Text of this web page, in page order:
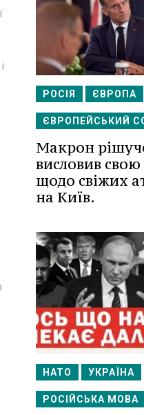
РОСІЯ ЄВРОПА
ЄВРОПЕЙСЬКИЙ
Макрон
висловив
щодо свіжих
на Київ.
НАТО УКРАЇНА
РОСІЙСЬКА МОВА